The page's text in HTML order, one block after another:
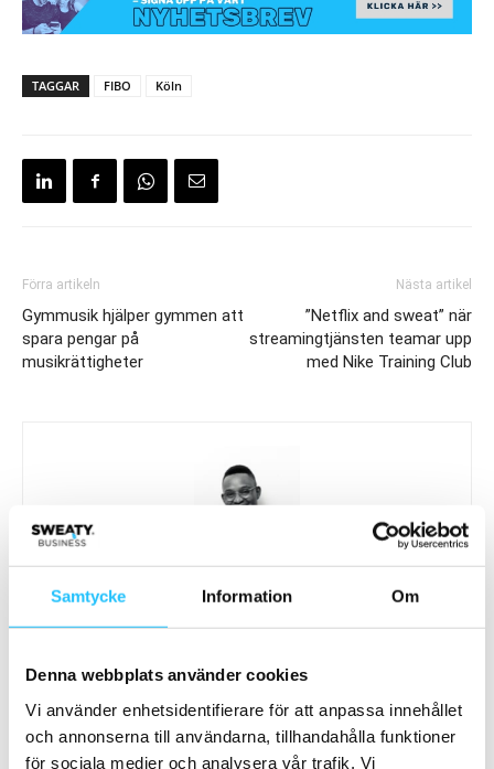
Samtycke Information Om
Denna webbplats använder cookies
Vi använder enhetsidentifierare för att anpassa innehållet
och annonserna till användarna, tillhandahålla funktioner
för sociala medier och analysera vår trafik. Vi
TAGGAR FIBO Köln
Förra artikeln
Gymmusik hjälper gymmen att
spara pengar på
musikrättigheter
Nästa artikel
”Netflix and sweat” när
streamingtjänsten teamar upp
med Nike Training Club
Relaterade artiklar Mer av samma författare